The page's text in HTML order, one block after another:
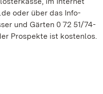
oder über das Info-
und Gärten 0 72 51/74-
Prospekte ist kostenlos.